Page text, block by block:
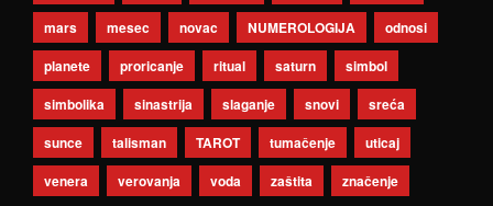
mars
mesec novac NUMEROLOGIJA
odnosi
planete
proricanje ritual saturn
simbol
simbolika
sinastrija slaganje snovi
sreća
sunce
talisman TAROT tumačenje
uticaj
venera
verovanja voda zaštita značenje